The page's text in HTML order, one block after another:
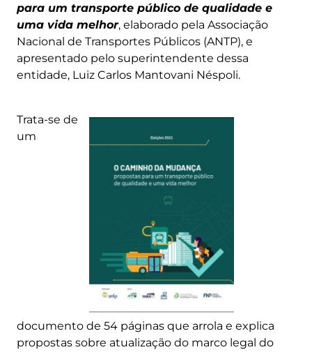
para um transporte público de qualidade e
uma vida melhor, elaborado pela Associação
Nacional de Transportes Públicos (ANTP), e
apresentado pelo superintendente dessa
entidade, Luiz Carlos Mantovani Néspoli.
Trata-se de
um
documento de 54 páginas que arrola e explica
propostas sobre atualização do marco legal do